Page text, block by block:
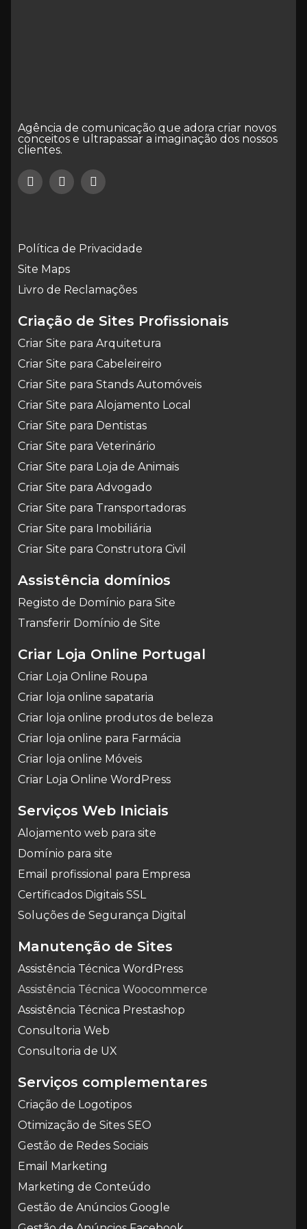
Agência de comunicação que adora criar novos
conceitos e ultrapassar a imaginação dos nossos
clientes.
Política de Privacidade
Site Maps
Livro de Reclamações
Criação de Sites Profissionais
Criar Site para Arquitetura
Criar Site para Cabeleireiro
Criar Site para Stands Automóveis
Criar Site para Alojamento Local
Criar Site para Dentistas
Criar Site para Veterinário
Criar Site para Loja de Animais
Criar Site para Advogado
Criar Site para Transportadoras
Criar Site para Imobiliária
Criar Site para Construtora Civil
Assistência domínios
Registo de Domínio para Site
Transferir Domínio de Site
Criar Loja Online Portugal
Criar Loja Online Roupa
Criar loja online sapataria
Criar loja online produtos de beleza
Criar loja online para Farmácia
Criar loja online Móveis
Criar Loja Online WordPress
Serviços Web Iniciais
Alojamento web para site
Domínio para site
Email profissional para Empresa
Certificados Digitais SSL
Soluções de Segurança Digital
Manutenção de Sites
Assistência Técnica WordPress
Assistência Técnica Woocommerce
Assistência Técnica Prestashop
Consultoria Web
Consultoria de UX
Serviços complementares
Criação de Logotipos
Otimização de Sites SEO
Gestão de Redes Sociais
Email Marketing
Marketing de Conteúdo
Gestão de Anúncios Google